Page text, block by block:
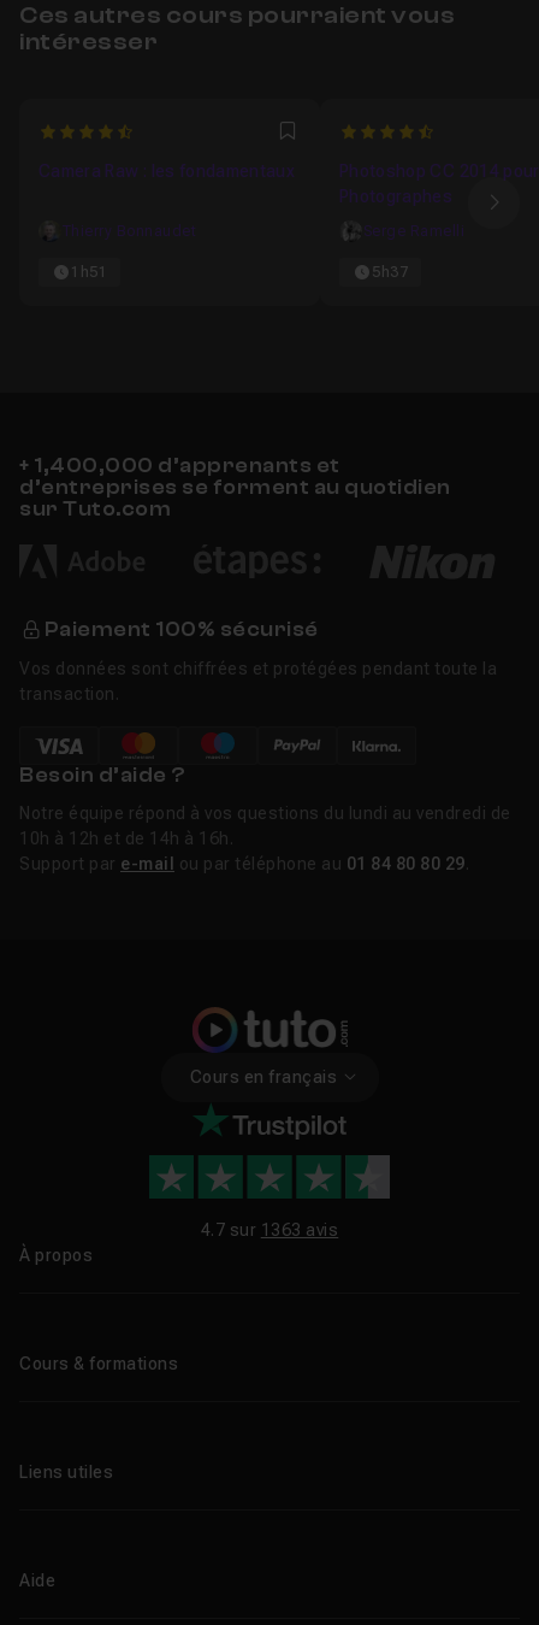
Ces autres cours pourraient vous
intéresser
4.2857142857143 Favori
Camera Raw : les fondamentaux
Thierry Bonnaudet
1h51
4.1428571428571
Photoshop CC 2014 pour
Photographes
Serge Ramelli
5h37
+ 1,400,000 d’apprenants et
d’entreprises se forment au quotidien
sur Tuto.com
Paiement 100% sécurisé
Vos données sont chiffrées et protégées pendant toute la
transaction.
Besoin d’aide ?
Notre équipe répond à vos questions du lundi au vendredi de
10h à 12h et de 14h à 16h.
Support par e-mail ou par téléphone au 01 84 80 80 29
Cours en français
4.7 sur 1363 avis
À propos
Cours & formations
Formations certifiantes
Promos
Liens utiles
Centres de formation
Aide